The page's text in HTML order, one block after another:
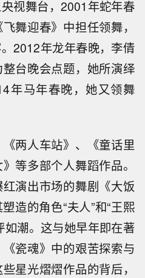
视舞台，2001年蛇年春
舞迎春》中担任领舞，
2012年龙年春晚，李倩
台晚会点题，她所演绎
年马年春晚，她又领舞
两人车站》、《童话里
等多部个人舞蹈作品。
演出市场的舞剧《大饭
造的角色“夫人”和“王熙
如潮。这与她早年即在著
瓷魂》中的艰苦探索与
星光熠熠作品的背后，